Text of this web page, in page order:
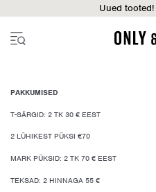
Uued tooted!
PAKKUMISED
T-SÄRGID: 2 TK 30 € EEST
2 LÜHIKEST PÜKSI €70
MARK PÜKSID: 2 TK 70 € EEST
TEKSAD: 2 HINNAGA 55 €